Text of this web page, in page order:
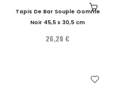
Tapis De Bar Souple Gomme
Noir 45,5 x 30,5 cm
26,28 €